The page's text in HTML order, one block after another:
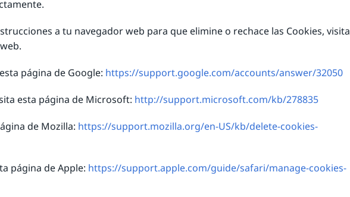
a tu navegador web para que elimine o rechace las Cookies, visita
página de Google: https://support.google.com/accounts/answer/32050
esta página de Microsoft: http://support.microsoft.com/kb/278835
de Mozilla: https://support.mozilla.org/en-US/kb/delete-cookies-
página de Apple: https://support.apple.com/guide/safari/manage-cookies-